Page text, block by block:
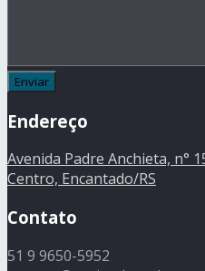
Endereço
Avenida Padre Anchieta, n°
Centro, Encantado/RS
Contato
51 9 9650-5952